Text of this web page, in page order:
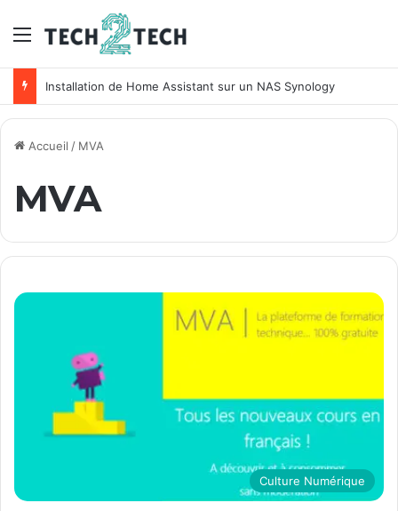
Menu
Installation de Home Assistant sur un NAS Synology
Accueil / MVA
MVA
Culture Numérique